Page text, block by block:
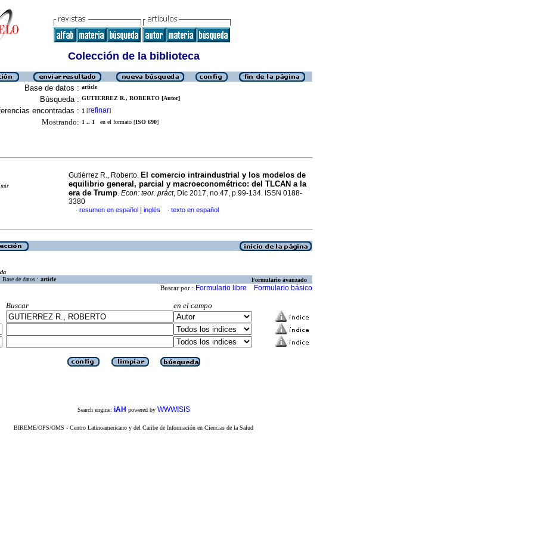
Colección de la biblioteca
Base de datos : article
Búsqueda : GUTIERREZ R., ROBERTO [Autor]
encontradas : 1 [refinar]
Mostrando: 1 .. 1 en el formato [ISO 690]
Gutiérrez R., Roberto. El comercio intraindustrial y los modelos de
equilibrio general, parcial y macroeconométrico: del TLCAN a la
era de Trump. Econ: teor. práct, Dic 2017, no.47, p.99-134. ISSN 0188-
3380
· resumen en español inglés · texto en español
Base de datos : article Formulario avanzado
Buscar por : Formulario libre Formulario básico
Buscar
en el campo
Search engine: iAH powered by WWWISIS
BIREME/OPS/OMS - Centro Latinoamericano y del Caribe de Información en Ciencias de la Salud